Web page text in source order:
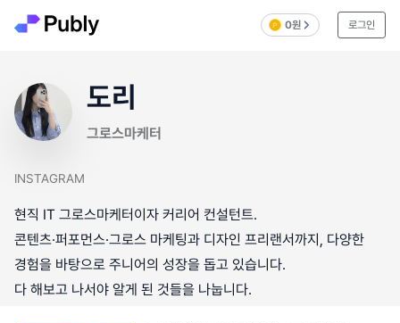
0원 로그인
도리
그로스마케터
INSTAGRAM
현직 IT 그로스마케터이자 커리어 컨설턴트.
콘텐츠·퍼포먼스·그로스 마케팅과 디자인 프리랜서까지, 다양한
경험을 바탕으로 주니어의 성장을 돕고 있습니다.
다 해보고 나서야 알게 된 것들을 나눕니다.